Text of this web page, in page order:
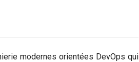
modernes orientées DevOps qui